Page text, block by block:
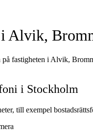
Alvik,
fastigheten i Alvik,
i Stockholm
till exempel